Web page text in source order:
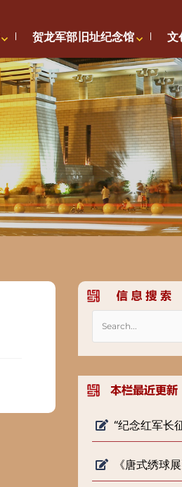
贺龙军部旧址纪念馆 文
“纪念红军长
《唐式绣球